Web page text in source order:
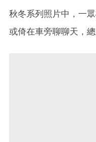
秋冬系列照片中，一
或倚在車旁聊聊天，